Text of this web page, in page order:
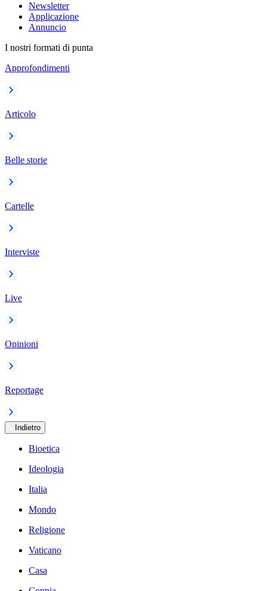
Newsletter
Applicazione
Annuncio
I nostri formati di punta
Approfondimenti
Articolo
Belle storie
Cartelle
Interviste
Live
Opinioni
Reportage
Indietro
Bioetica
Ideologia
Italia
Mondo
Religione
Vaticano
Casa